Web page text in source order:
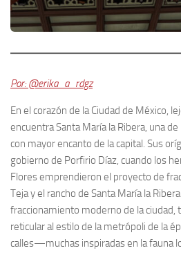
Por: @erika_a_rdgz
En el corazón de la Ciudad de México,
encuentra Santa María la Ribera, una
con mayor encanto de la capital. Sus
gobierno de Porfirio Díaz, cuando los
Flores emprendieron el proyecto de
Teja y el rancho de Santa María la
fraccionamiento moderno de la ciudad,
reticular al estilo de la metrópoli de la
calles—muchas inspiradas en la fauna